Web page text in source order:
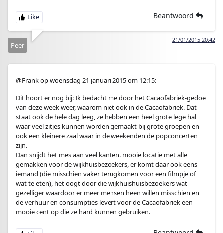
Beantwoord
21/01/2015 20:42
Peer
@Frank op woensdag 21 januari 2015 om 12:15:
Dit hoort er nog bij: Ik bedacht me door het Cacaofabriek-gedoe
van deze week weer, waarom niet ook in de Cacaofabriek. Dat
staat ook de hele dag leeg, ze hebben een heel grote lege hal
waar veel zitjes kunnen worden gemaakt bij grote groepen en
ook een kleinere zaal waar in de weekenden de popconcerten
zijn.
Dan snijdt het mes aan veel kanten. mooie locatie met alle
gemakken voor de wijkhuisbezoekers, er komt daar ook eens
iemand (die misschien vaker terugkomen voor een filmpje of
wat te eten), het oogt door die wijkhuishuisbezoekers wat
gezelliger waardoor er meer mensen heen willen misschien en
de verhuur en consumpties levert voor de Cacaofabriek een
mooie cent op die ze hard kunnen gebruiken.